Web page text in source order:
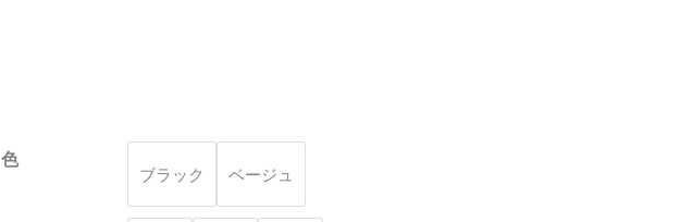
色
ブラック ベージュ
ツ